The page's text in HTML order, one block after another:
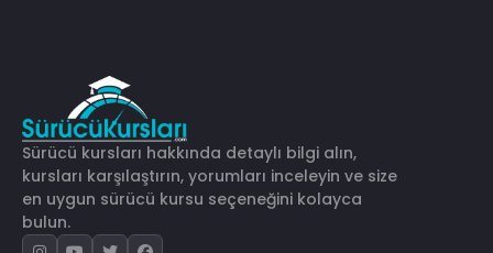
Sürücü kursları hakkında detaylı bilgi alın,
kursları karşılaştırın, yorumları inceleyin ve size
en uygun sürücü kursu seçeneğini kolayca
bulun.